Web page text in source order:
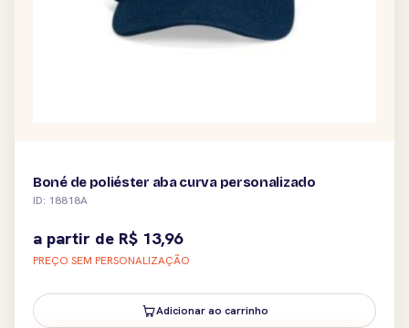
Boné de poliéster aba curva personalizado
ID: 18818A
a partir de R$ 13,96
PREÇO SEM PERSONALIZAÇÃO
Adicionar ao carrinho